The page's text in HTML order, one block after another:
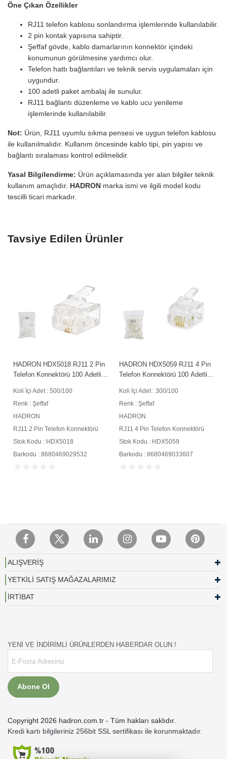
Öne Çıkan Özellikler
RJ11 telefon kablosu sonlandırma işlemlerinde kullanılabilir.
2 pin kontak yapısına sahiptir.
Şeffaf gövde, kablo damarlarının konnektör içindeki
konumunun görülmesine yardımcı olur.
Telefon hattı bağlantıları ve teknik servis uygulamaları için
uygundur.
100 adetli paket ambalaj ile sunulur.
RJ11 bağlantı düzenleme ve kablo ucu yenileme
işlemlerinde kullanılabilir.
Not: Ürün, RJ11 uyumlu sıkma pensesi ve uygun telefon kablosu
ile kullanılmalıdır. Kullanım öncesinde kablo tipi, pin yapısı ve
bağlantı sıralaması kontrol edilmelidir.
Yasal Bilgilendirme: Ürün açıklamasında yer alan bilgiler teknik
kullanım amaçlıdır. HADRON marka ismi ve ilgili model kodu
tescilli ticari markadır.
Tavsiye Edilen Ürünler
HADRON HDX5018 RJ11 2 Pin
Telefon Konnektörü 100 Adetli
Koli İçi Adet : 500/100
Renk : Şeffaf
HADRON
RJ11 2 Pin Telefon Konnektörü
Stok Kodu : HDX5018
Barkodu : 8680469029532
HADRON HDX5059 RJ11 4 Pin
Telefon Konnektörü 100 Adetli
Koli İçi Adet : 300/100
Renk : Şeffaf
HADRON
RJ11 4 Pin Telefon Konnektörü
Stok Kodu : HDX5059
Barkodu : 8680469033607
ALIŞVERİŞ
YETKİLİ SATIŞ MAĞAZALARIMIZ
İRTİBAT
YENİ VE İNDİRİMLİ ÜRÜNLERDEN HABERDAR OLUN !
Abone Ol
Copyright 2026 hadron.com.tr - Tüm hakları saklıdır.
Kredi kartı bilgileriniz 256bit SSL sertifikası ile korunmaktadır.